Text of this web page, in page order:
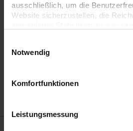
ausschließlich, um die
Website sicherzustellen, die
Ihre Einwilligung ist freiwillig und
Link „Cookie-Einstellungen“ im
verwendeten Technologien und
Daten finden Sie in unserer
Notwendig
Komfortfunktionen
Leistungsmessung
- Motiv: Blumen, Tiere